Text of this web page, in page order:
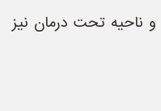
ناحیه تحت درمان نیز